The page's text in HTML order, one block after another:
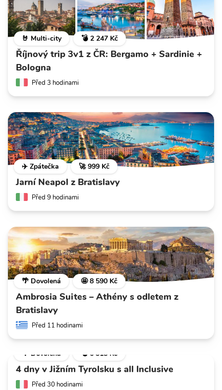
🤘 Multi-city 💣 2 247 Kč
Říjnový trip 3v1 z ČR: Bergamo + Sardinie +
Bologna
Před 3 hodinami
✈️ Zpátečka 🚀 999 Kč
Jarní Neapol z Bratislavy
Před 9 hodinami
🌴 Dovolená 🤩 8 590 Kč
Ambrosia Suites – Athény s odletem z
Bratislavy
Před 11 hodinami
🌴 Dovolená 💣 6 318 Kč
4 dny v Jižním Tyrolsku s all Inclusive
Před 30 hodinami